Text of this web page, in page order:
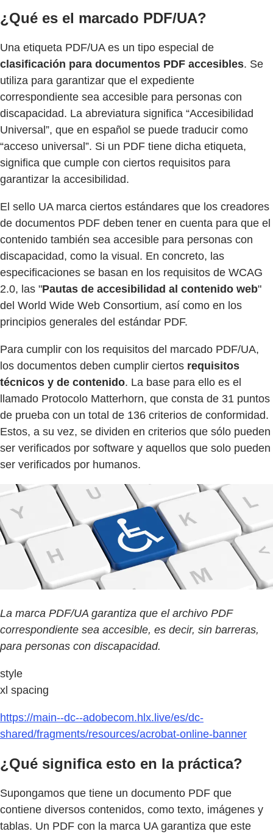
¿Qué es el marcado PDF/UA?
Una etiqueta PDF/UA es un tipo especial de
clasificación para documentos PDF accesibles. Se
utiliza para garantizar que el expediente
correspondiente sea accesible para personas con
discapacidad. La abreviatura significa “Accesibilidad
Universal”, que en español se puede traducir como
“acceso universal”. Si un PDF tiene dicha etiqueta,
significa que cumple con ciertos requisitos para
garantizar la accesibilidad.
El sello UA marca ciertos estándares que los creadores
de documentos PDF deben tener en cuenta para que el
contenido también sea accesible para personas con
discapacidad, como la visual. En concreto, las
especificaciones se basan en los requisitos de WCAG
2.0, las "Pautas de accesibilidad al contenido web"
del World Wide Web Consortium, así como en los
principios generales del estándar PDF.
Para cumplir con los requisitos del marcado PDF/UA,
los documentos deben cumplir ciertos requisitos
técnicos y de contenido. La base para ello es el
llamado Protocolo Matterhorn, que consta de 31 puntos
de prueba con un total de 136 criterios de conformidad.
Estos, a su vez, se dividen en criterios que sólo pueden
ser verificados por software y aquellos que solo pueden
ser verificados por humanos.
La marca PDF/UA garantiza que el archivo PDF
correspondiente sea accesible, es decir, sin barreras,
para personas con discapacidad.
style
xl spacing
https://main--dc--adobecom.hlx.live/es/dc-
shared/fragments/resources/acrobat-online-banner
¿Qué significa esto en la práctica?
Supongamos que tiene un documento PDF que
contiene diversos contenidos, como texto, imágenes y
tablas. Un PDF con la marca UA garantiza que este